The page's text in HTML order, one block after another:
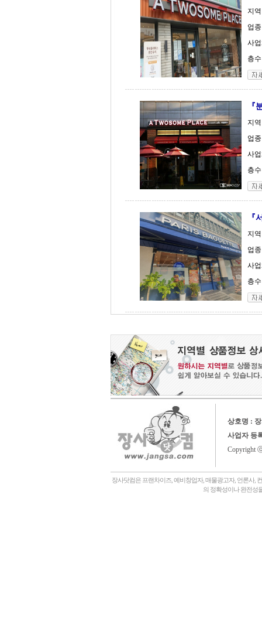
지
업
사
층
『
지
업
사
층
『
지
업
사
층
상호명 :
사업자 등
Copyright
장사닷컴은 프랜차이즈, 예비창업자, 매물광고자, 언론사,
의 정확성이나 완전성